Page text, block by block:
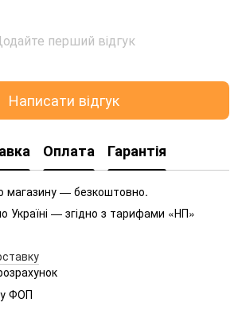
перший відгук
Написати відгук
Оплата Гарантія
магазину — безкоштовно.
— згідно з тарифами «НП»
ФОП